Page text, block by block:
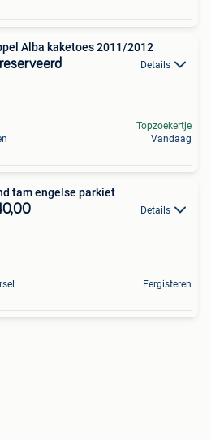
Alba kaketoes 2011/2012
Details
Topzoekertje
Vandaag
tam engelse parkiet
Details
Eergisteren